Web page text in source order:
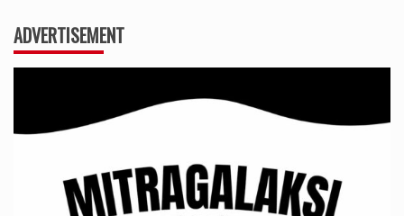
ADVERTISEMENT